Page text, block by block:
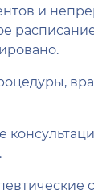
и